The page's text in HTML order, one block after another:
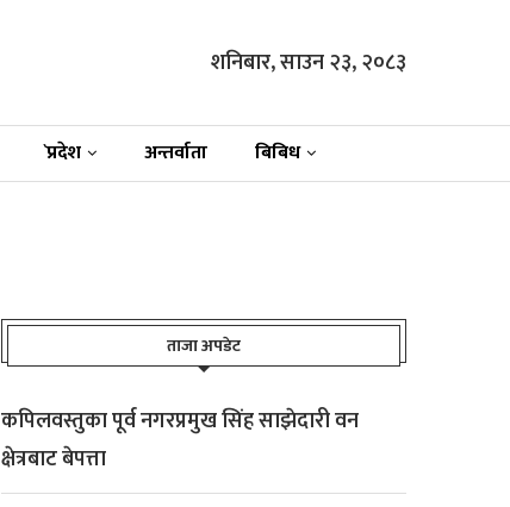
शनिबार, साउन २३, २०८३
`प्रदेश अन्तर्वाता बिबिध
ताजा अपडेट
कपिलवस्तुका पूर्व नगरप्रमुख सिंह साझेदारी वन
क्षेत्रबाट बेपत्ता